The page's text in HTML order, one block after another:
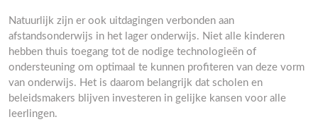
Natuurlijk zijn er ook uitdagingen verbonden aan
afstandsonderwijs in het lager onderwijs. Niet alle kinderen
hebben thuis toegang tot de nodige technologieën of
ondersteuning om optimaal te kunnen profiteren van deze vorm
van onderwijs. Het is daarom belangrijk dat scholen en
beleidsmakers blijven investeren in gelijke kansen voor alle
leerlingen.